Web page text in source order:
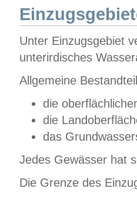
Unter Einzugsgebiet
unterirdisches
Allgemeine
die
die
das
Jedes Gewässer hat
Die Grenze des